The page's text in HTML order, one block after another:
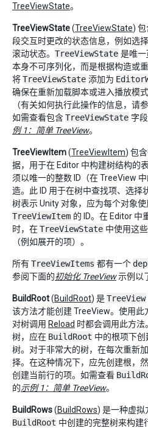
TreeViewState。
TreeViewState(TreeViewState) 包
段交互时更改的状态信息，例如选
滚动状态。 TreeViewState 是唯一
本身不可序列化，而是根据构造或
将TreeViewState 添加为
确保在重新加载脚本或进入播放模
（有关如何执行此操作的信息，请
如需查看包含TreeViewState 字
例 1：简单 TreeView。
TreeViewItem(TreeViewItem) 包
据，用于在 Editor 中构建树结构的
须以唯一的整数 ID（在 TreeView
造。此 ID 用于在树中查找项、选择
树表示 Unity 对象，应为每个对象使
TreeViewItem 的 ID。在 Editor 中
时，在TreeViewState 中使用这
（例如展开的项）。
所有TreeViewItems 都有一个
参阅下面的初始化 TreeView示例以
BuildRoot(BuildRoot) 是TreeView
该方法才能创建 TreeView。使用
对树调用 Reload 时都会调用此方
树，应在 BuildRoot 中的根项下创
树。对于非常大的树，在每次重新
择。在这种情况下，应先创建根，
创建当前行的项。如需查看
的示例 1：简单 TreeView。
BuildRows(BuildRows) 是一种虚拟
BuildRoot 中创建的完整树来构建